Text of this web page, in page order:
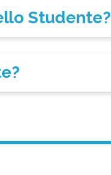
Studente?